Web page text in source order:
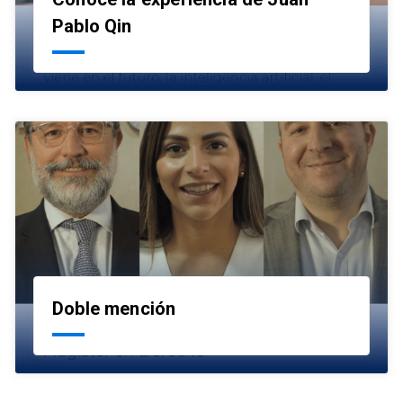
Pablo Qin
Doble mención